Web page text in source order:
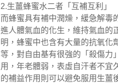
2.生薑蜂蜜水二者「互補互利」
而蜂蜜具有補中潤燥，緩急解毒
進人體氣血的化生，維持氣血的
明，蜂蜜中也含有大量的抗氧化
等，對自由基有很強的「殺傷力
用，年老體弱，表虛自汗者不宜
的補益作用則可以避免服用生薑